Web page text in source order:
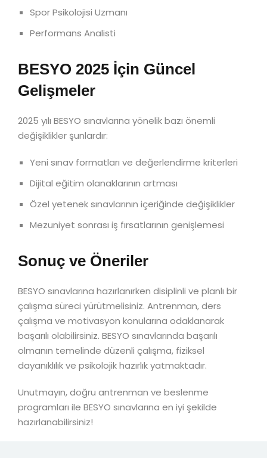
Spor Psikolojisi Uzmanı
Performans Analisti
BESYO 2025 İçin Güncel
Gelişmeler
2025 yılı BESYO sınavlarına yönelik bazı önemli
değişiklikler şunlardır:
Yeni sınav formatları ve değerlendirme kriterleri
Dijital eğitim olanaklarının artması
Özel yetenek sınavlarının içeriğinde değişiklikler
Mezuniyet sonrası iş fırsatlarının genişlemesi
Sonuç ve Öneriler
BESYO sınavlarına hazırlanırken disiplinli ve planlı bir
çalışma süreci yürütmelisiniz. Antrenman, ders
çalışma ve motivasyon konularına odaklanarak
başarılı olabilirsiniz. BESYO sınavlarında başarılı
olmanın temelinde düzenli çalışma, fiziksel
dayanıklılık ve psikolojik hazırlık yatmaktadır.
Unutmayın, doğru antrenman ve beslenme
programları ile BESYO sınavlarına en iyi şekilde
hazırlanabilirsiniz!